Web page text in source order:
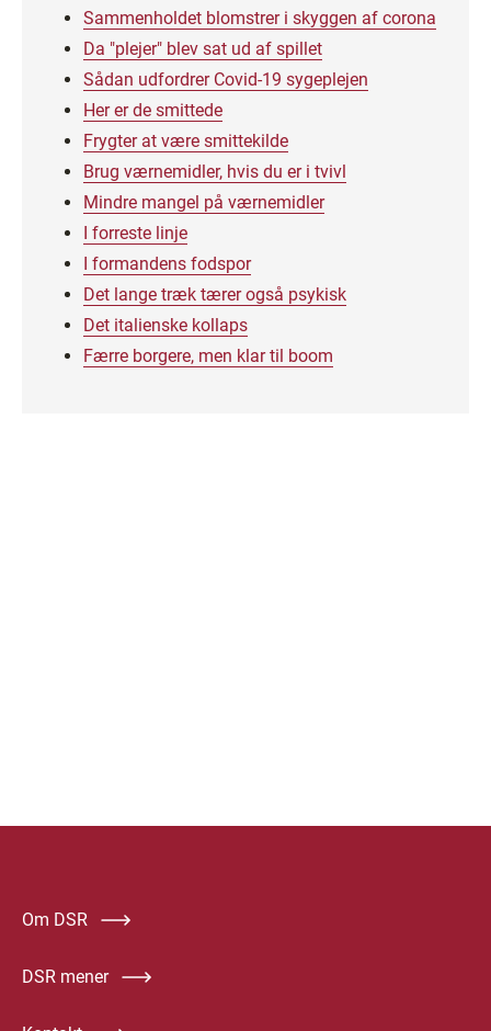
Sammenholdet blomstrer i skyggen af corona
Da "plejer" blev sat ud af spillet
Sådan udfordrer Covid-19 sygeplejen
Her er de smittede
Frygter at være smittekilde
Brug værnemidler, hvis du er i tvivl
Mindre mangel på værnemidler
I forreste linje
I formandens fodspor
Det lange træk tærer også psykisk
Det italienske kollaps
Færre borgere, men klar til boom
Om DSR
DSR mener